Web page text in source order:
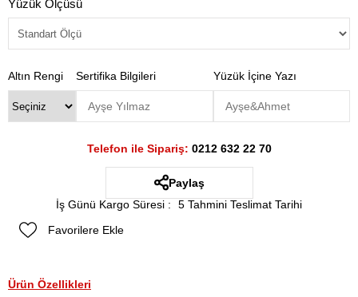
Yüzük Ölçüsü
Altın Rengi Sertifika Bilgileri Yüzük İçine Yazı
Telefon ile Sipariş: 0212 632 22 70
Paylaş
İş Günü Kargo Süresi :
5 Tahmini Teslimat Tarihi
Favorilere Ekle
Ürün Özellikleri